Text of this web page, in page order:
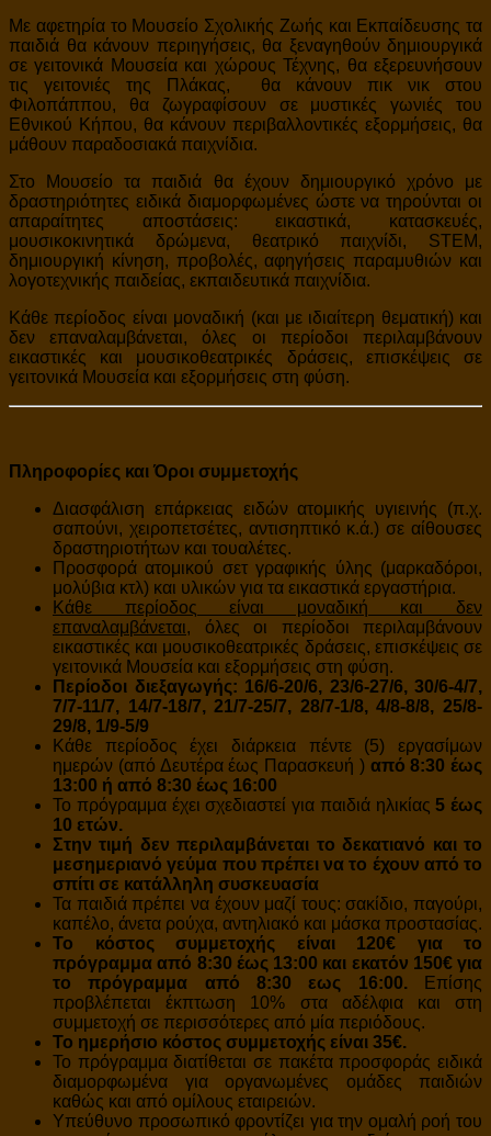
Με αφετηρία το Μουσείο Σχολικής Ζωής και Εκπαίδευσης τα
παιδιά θα κάνουν περιηγήσεις, θα ξεναγηθούν δημιουργικά
σε γειτονικά Μουσεία και χώρους Τέχνης, θα εξερευνήσουν
τις γειτονιές της Πλάκας, θα κάνουν πικ νικ στου
Φιλοπάππου, θα ζωγραφίσουν σε μυστικές γωνιές του
Εθνικού Κήπου, θα κάνουν περιβαλλοντικές εξορμήσεις, θα
μάθουν παραδοσιακά παιχνίδια.
Στο Μουσείο τα παιδιά θα έχουν δημιουργικό χρόνο με
δραστηριότητες ειδικά διαμορφωμένες ώστε να τηρούνται οι
απαραίτητες αποστάσεις: εικαστικά, κατασκευές,
μουσικοκινητικά δρώμενα, θεατρικό παιχνίδι, STEM,
δημιουργική κίνηση, προβολές, αφηγήσεις παραμυθιών και
λογοτεχνικής παιδείας, εκπαιδευτικά παιχνίδια.
Κάθε περίοδος είναι μοναδική (και με ιδιαίτερη θεματική) και
δεν επαναλαμβάνεται, όλες οι περίοδοι περιλαμβάνουν
εικαστικές και μουσικοθεατρικές δράσεις, επισκέψεις σε
γειτονικά Μουσεία και εξορμήσεις στη φύση.
Πληροφορίες και Όροι συμμετοχής
Διασφάλιση επάρκειας ειδών ατομικής υγιεινής (π.χ.
σαπούνι, χειροπετσέτες, αντισηπτικό κ.ά.) σε αίθουσες
δραστηριοτήτων και τουαλέτες.
Προσφορά ατομικού σετ γραφικής ύλης (μαρκαδόροι,
μολύβια κτλ) και υλικών για τα εικαστικά εργαστήρια.
Κάθε περίοδος είναι μοναδική και δεν
επαναλαμβάνεται, όλες οι περίοδοι περιλαμβάνουν
εικαστικές και μουσικοθεατρικές δράσεις, επισκέψεις σε
γειτονικά Μουσεία και εξορμήσεις στη φύση.
Περίοδοι διεξαγωγής: 16/6-20/6, 23/6-27/6, 30/6-4/7,
7/7-11/7, 14/7-18/7, 21/7-25/7, 28/7-1/8, 4/8-8/8, 25/8-
29/8, 1/9-5/9
Κάθε περίοδος έχει διάρκεια πέντε (5) εργασίμων
ημερών (από Δευτέρα έως Παρασκευή ) από 8:30 έως
13:00 ή από 8:30 έως 16:00
Το πρόγραμμα έχει σχεδιαστεί για παιδιά ηλικίας 5 έως
10 ετών.
Στην τιμή δεν περιλαμβάνεται το δεκατιανό και το
μεσημεριανό γεύμα που πρέπει να το έχουν από το
σπίτι σε κατάλληλη συσκευασία
Τα παιδιά πρέπει να έχουν μαζί τους: σακίδιο, παγούρι,
καπέλο, άνετα ρούχα, αντηλιακό και μάσκα προστασίας.
Το κόστος συμμετοχής είναι 120€ για το
πρόγραμμα από 8:30 έως 13:00 και εκατόν 150€ για
το πρόγραμμα από 8:30 εως 16:00.
Επίσης
προβλέπεται έκπτωση 10% στα αδέλφια και στη
συμμετοχή σε περισσότερες από μία περιόδους.
Το ημερήσιο κόστος συμμετοχής είναι 35€.
Το πρόγραμμα διατίθεται σε πακέτα προσφοράς ειδικά
διαμορφωμένα για οργανωμένες ομάδες παιδιών
καθώς και από ομίλους εταιρειών.
Υπεύθυνο προσωπικό φροντίζει για την ομαλή ροή του